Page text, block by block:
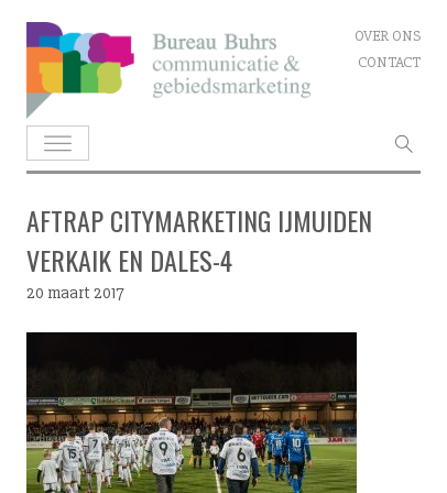
Skip
to
content
OVER ONS
CONTACT
AFTRAP CITYMARKETING IJMUIDEN
VERKAIK EN DALES-4
20 maart 2017